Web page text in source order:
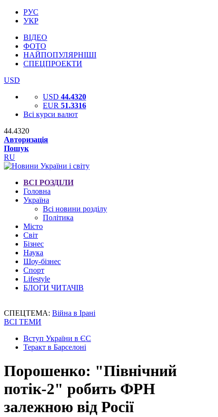
РУС
УКР
ВІДЕО
ФОТО
НАЙПОПУЛЯРНІШІ
СПЕЦПРОЕКТИ
USD
USD 44.4320
EUR 51.3316
Всі курси валют
44.4320
Авторизація
Пошук
RU
ВСІ РОЗДІЛИ
Головна
Україна
Всі новини розділу
Політика
Місто
Світ
Бізнес
Наука
Шоу-бізнес
Спорт
Lifestyle
БЛОГИ ЧИТАЧІВ
СПЕЦТЕМА: Війна в Ірані
ВСІ ТЕМИ
Вступ України в ЄС
Теракт в Барселоні
Порошенко: "Північний
потік-2" робить ФРН
залежною від Росії